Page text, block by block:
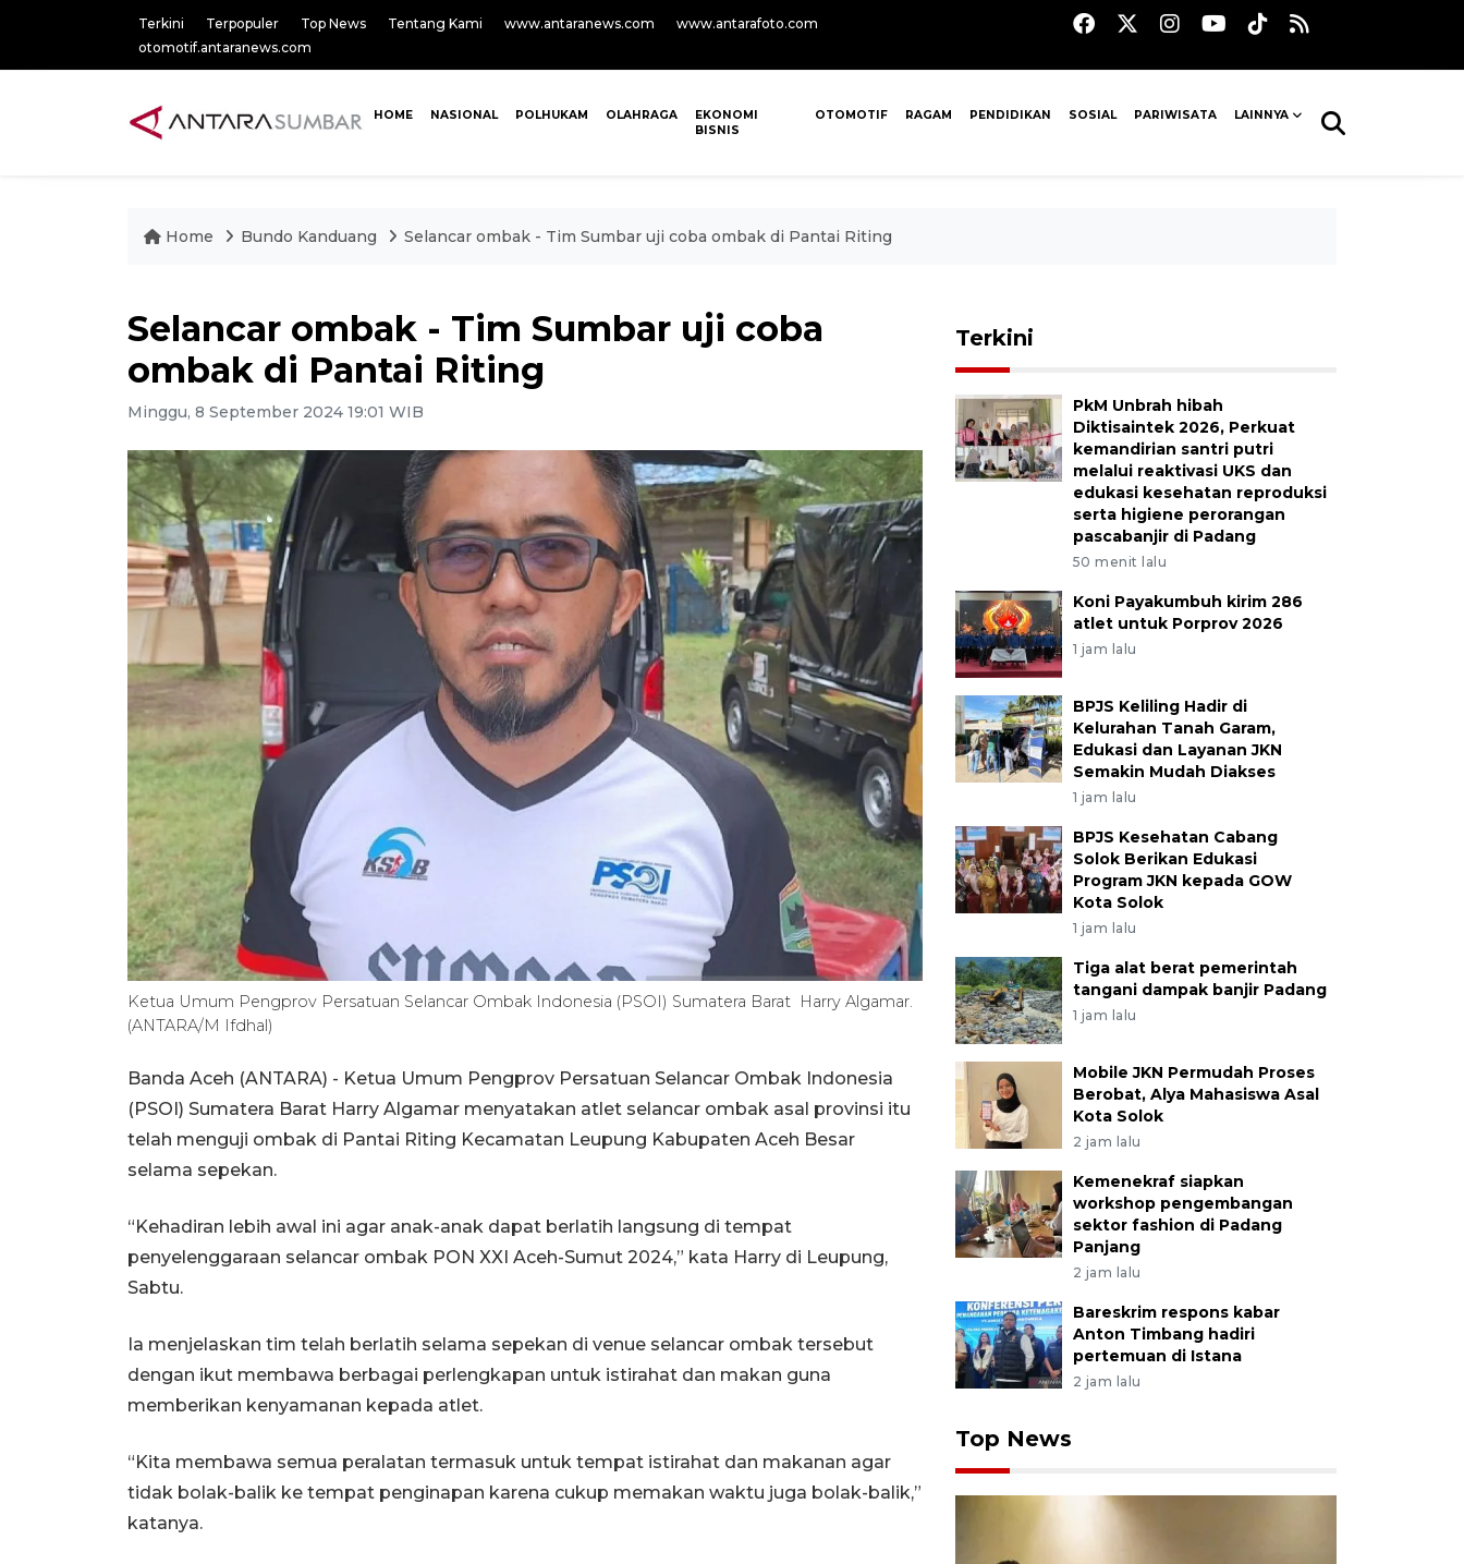
Terkini Terpopuler Top News Tentang Kami www.antaranews.com
www.antarafoto.com
otomotif.antaranews.com
HOME NASIONAL POLHUKAM OLAHRAGA
EKONOMI
BISNIS
OTOMOTIF RAGAM PENDIDIKAN SOSIAL PARIWISATA LAINNYA
Home Bundo Kanduang Selancar ombak - Tim Sumbar uji coba ombak di Pantai Riting
Selancar ombak - Tim Sumbar uji coba
ombak di Pantai Riting
Minggu, 8 September 2024 19:01 WIB
Ketua Umum Pengprov Persatuan Selancar Ombak Indonesia (PSOI) Sumatera Barat Harry Algamar.
(ANTARA/M Ifdhal)
Banda Aceh (ANTARA) - Ketua Umum Pengprov Persatuan Selancar Ombak Indonesia
(PSOI) Sumatera Barat Harry Algamar menyatakan atlet selancar ombak asal provinsi itu
telah menguji ombak di Pantai Riting Kecamatan Leupung Kabupaten Aceh Besar
selama sepekan.
“Kehadiran lebih awal ini agar anak-anak dapat berlatih langsung di tempat
penyelenggaraan selancar ombak PON XXI Aceh-Sumut 2024,” kata Harry di Leupung,
Sabtu.
Ia menjelaskan tim telah berlatih selama sepekan di venue selancar ombak tersebut
dengan ikut membawa berbagai perlengkapan untuk istirahat dan makan guna
memberikan kenyamanan kepada atlet.
“Kita membawa semua peralatan termasuk untuk tempat istirahat dan makanan agar
tidak bolak-balik ke tempat penginapan karena cukup memakan waktu juga bolak-balik,”
katanya.
Terkini
PkM Unbrah hibah
Diktisaintek 2026, Perkuat
kemandirian santri putri
melalui reaktivasi UKS dan
edukasi kesehatan reproduksi
serta higiene perorangan
pascabanjir di Padang
50 menit lalu
Koni Payakumbuh kirim 286
atlet untuk Porprov 2026
1 jam lalu
BPJS Keliling Hadir di
Kelurahan Tanah Garam,
Edukasi dan Layanan JKN
Semakin Mudah Diakses
1 jam lalu
BPJS Kesehatan Cabang
Solok Berikan Edukasi
Program JKN kepada GOW
Kota Solok
1 jam lalu
Tiga alat berat pemerintah
tangani dampak banjir Padang
1 jam lalu
Mobile JKN Permudah Proses
Berobat, Alya Mahasiswa Asal
Kota Solok
2 jam lalu
Kemenekraf siapkan
workshop pengembangan
sektor fashion di Padang
Panjang
2 jam lalu
Bareskrim respons kabar
Anton Timbang hadiri
pertemuan di Istana
2 jam lalu
Top News